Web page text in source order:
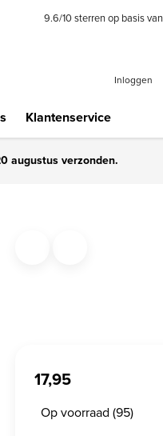
9.6/10sterren op basis van
Inloggen
Klantenservice
augustus verzonden.
17,95
Op voorraad (95)